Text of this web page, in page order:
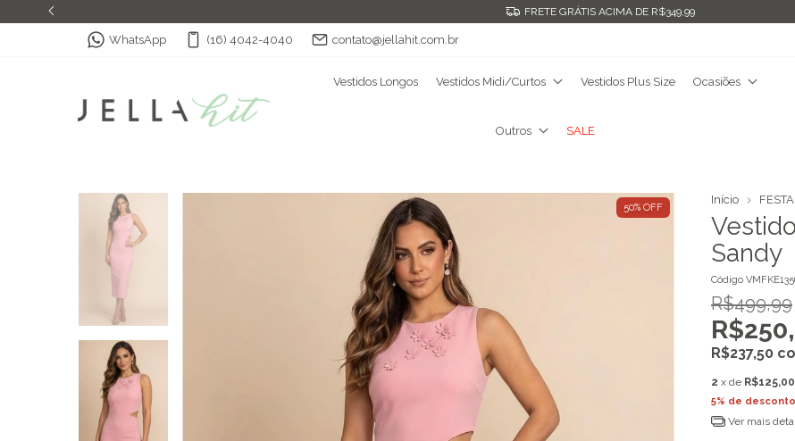
FRETE GRÁTIS ACIMA DE R$349,99
WhatsApp (16) 4042-4040 contato@jellahit.com.br
Vestidos Longos Vestidos Midi/Curtos Vestidos Plus Size Ocasiões
Outros SALE
50% OFF
Início FESTA
Sandy
Código
R$499,99
R$237,50
2 x de R$125,00
5% de desconto
Ver mais